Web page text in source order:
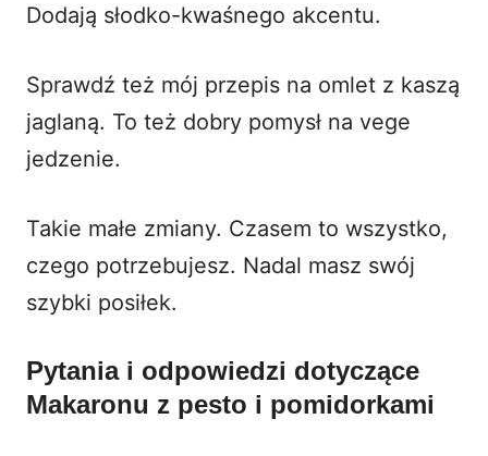
Dodają słodko-kwaśnego akcentu.
Sprawdź też mój przepis na omlet z kaszą
jaglaną. To też dobry pomysł na vege
jedzenie.
Takie małe zmiany. Czasem to wszystko,
czego potrzebujesz. Nadal masz swój
szybki posiłek.
Pytania i odpowiedzi dotyczące
Makaronu z pesto i pomidorkami